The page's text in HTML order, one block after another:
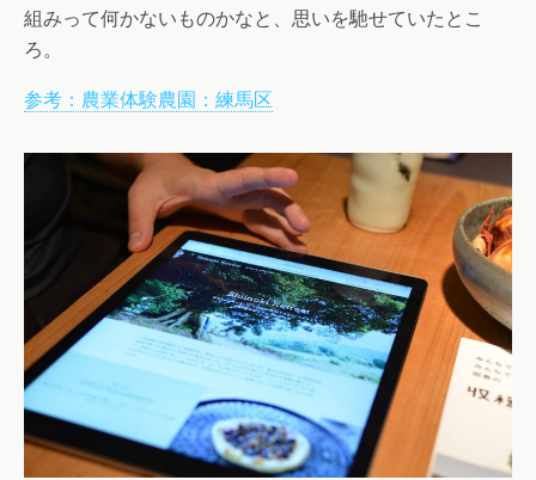
組みって何かないものかなと、思いを馳せていたとこ
ろ。
参考：農業体験農園：練馬区